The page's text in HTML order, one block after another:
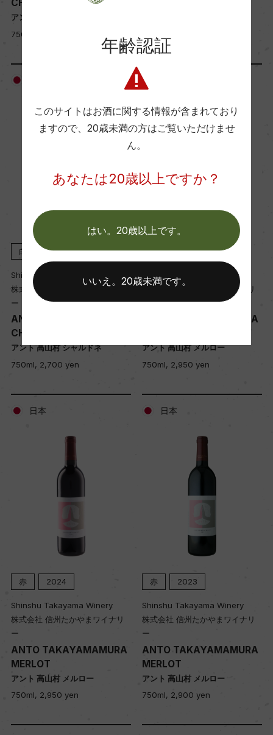
CHARDONNAY
アント 高山村 シャルドネ
750ml, 2,750 yen
白 2023
Shinshu Takayama Winery
株式会社 信州たかやまワイナリ
ー
ANTO TAKAYAMAMURA
CHARDONNAY
アント 高山村 シャルドネ
750ml, 2,700 yen
赤 2025
Shinshu Takayama Winery
株式会社 信州たかやまワイナリ
ー
ANTO TAKAYAMAMURA
アント 高山村 メルロー
750ml, 2,950 yen
日本
赤 2024
Shinshu Takayama Winery
株式会社 信州たかやまワイナリ
ー
ANTO TAKAYAMAMURA
MERLOT
アント 高山村 メルロー
750ml, 2,950 yen
日本
赤 2023
Shinshu Takayama Winery
株式会社 信州たかやまワイナリ
ー
ANTO TAKAYAMAMURA
MERLOT
アント 高山村 メルロー
750ml, 2,900 yen
年齢認証
このサイトはお酒に関する情報が含まれており
ますので、 20歳未満の方はご覧いただけませ
ん。
あなたは20歳以上ですか？
はい。20歳以上です。
いいえ。20歳未満です。